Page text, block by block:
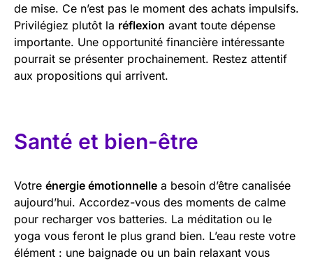
de mise. Ce n’est pas le moment des achats impulsifs.
Privilégiez plutôt la réflexion avant toute dépense
importante. Une opportunité financière intéressante
pourrait se présenter prochainement. Restez attentif
aux propositions qui arrivent.
Santé et bien-être
Votre énergie émotionnelle a besoin d’être canalisée
aujourd’hui. Accordez-vous des moments de calme
pour recharger vos batteries. La méditation ou le
yoga vous feront le plus grand bien. L’eau reste votre
élément : une baignade ou un bain relaxant vous